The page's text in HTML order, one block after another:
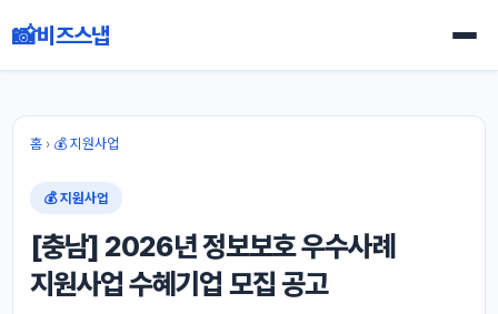
📸비즈스냅
홈› 💰 지원사업
💰 지원사업
[충남] 2026년 정보보호 우수사례
지원사업 수혜기업 모집 공고